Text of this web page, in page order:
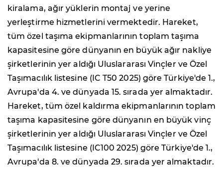
kiralama, ağır yüklerin montaj ve yerine
yerleştirme hizmetlerini vermektedir. Hareket,
tüm özel taşıma ekipmanlarının toplam taşıma
kapasitesine göre dünyanın en büyük ağır nakliye
şirketlerinin yer aldığı Uluslararası Vinçler ve Özel
Taşımacılık listesine (IC T50 2025) göre Türkiye'de 1.,
Avrupa'da 4. ve dünyada 15. sırada yer almaktadır.
Hareket, tüm özel kaldırma ekipmanlarının toplam
taşıma kapasitesine göre dünyanın en büyük vinç
şirketlerinin yer aldığı Uluslararası Vinçler ve Özel
Taşımacılık listesine (IC100 2025) göre Türkiye'de 1.,
Avrupa'da 8. ve dünyada 29. sırada yer almaktadır.